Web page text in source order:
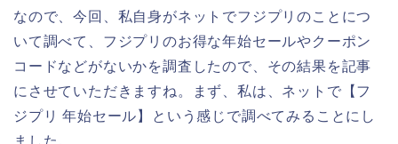
なので、今回、私自身がネットでフジプリのことにつ
いて調べて、フジプリのお得な年始セールやクーポン
コードなどがないかを調査したので、その結果を記事
にさせていただきますね。まず、私は、ネットで【フ
ジプリ 年始セール】という感じで調べてみることにし